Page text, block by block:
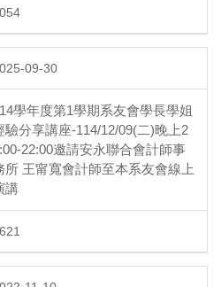
09-30
學年度第1學期系友會學長學姐
驗分享講座-114/12/09(二)晚上2
22:00邀請安永聯合會計師事
所 王甯寬會計師至本系友會線上
講